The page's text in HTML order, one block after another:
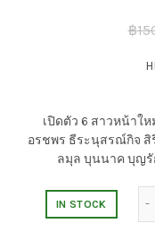
฿
เปิดตัว 6 สาวหน้าใ
อรชพร ธีระนุสรณ์กิจ
ลมุล บุนนาค บุญ
IN STOCK